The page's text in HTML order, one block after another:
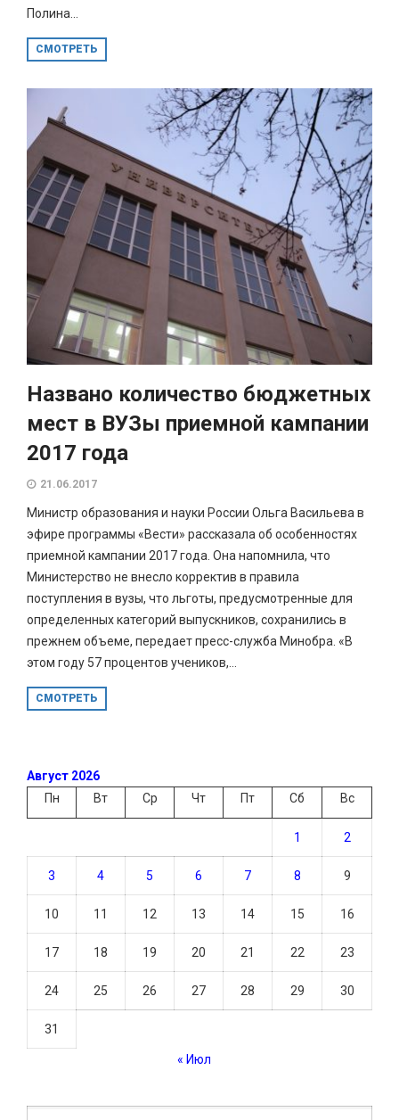
Полина...
СМОТРЕТЬ
Названо количество бюджетных
мест в ВУЗы приемной кампании
2017 года
21.06.2017
Министр образования и науки России Ольга Васильева в
эфире программы «Вести» рассказала об особенностях
приемной кампании 2017 года. Она напомнила, что
Министерство не внесло корректив в правила
поступления в вузы, что льготы, предусмотренные для
определенных категорий выпускников, сохранились в
прежнем объеме, передает пресс-служба Минобра. «В
этом году 57 процентов учеников,...
СМОТРЕТЬ
Август 2026
Пн
Вт Ср Чт Пт Сб Вс
1 2
3 4 5 6 7 8 9
10 11 12 13 14 15 16
17 18 19 20 21 22 23
24 25 26 27 28 29 30
31
« Июл